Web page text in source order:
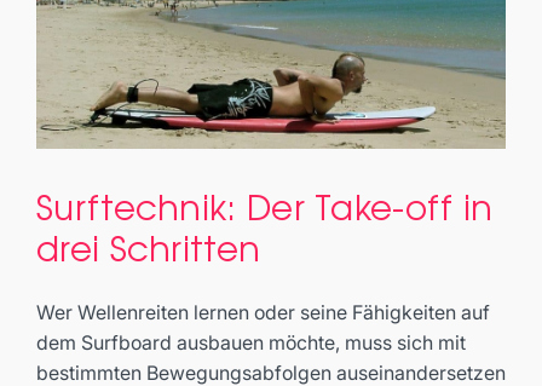
Surftechnik: Der Take-off in drei
Basics
Surftechnik: Der Take-off in
drei Schritten
Wer Wellenreiten lernen oder seine Fähigkeiten auf
dem Surfboard ausbauen möchte, muss sich mit
bestimmten Bewegungsabfolgen auseinandersetzen